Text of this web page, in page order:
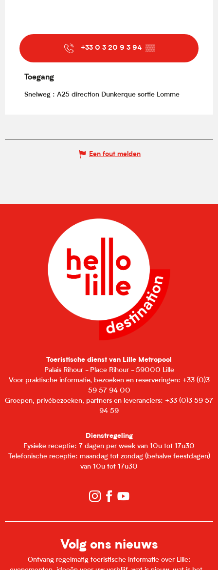
+33 0 3 20 9 3 94 ▒▒
Toegang
Toegang
Snelweg : A25 direction Dunkerque sortie Lomme
Een fout melden
Toeristische dienst van Lille Metropool
Palais Rihour - Place Rihour - 59000 Lille
Voor praktische informatie, bezoeken en reserveringen: +33 (0)3
59 57 94 00
Groepen, privébezoeken, partners en leveranciers: +33 (0)3 59 57
94 59
Dienstregeling
Fysieke receptie: 7 dagen per week van 10u tot 17u30
Telefonische receptie: maandag tot zondag (behalve feestdagen)
van 10u tot 17u30
Volg ons nieuws
Ontvang regelmatig toeristische informatie over Lille: